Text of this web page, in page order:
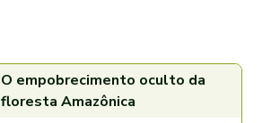
O empobrecimento oculto da
floresta Amazônica